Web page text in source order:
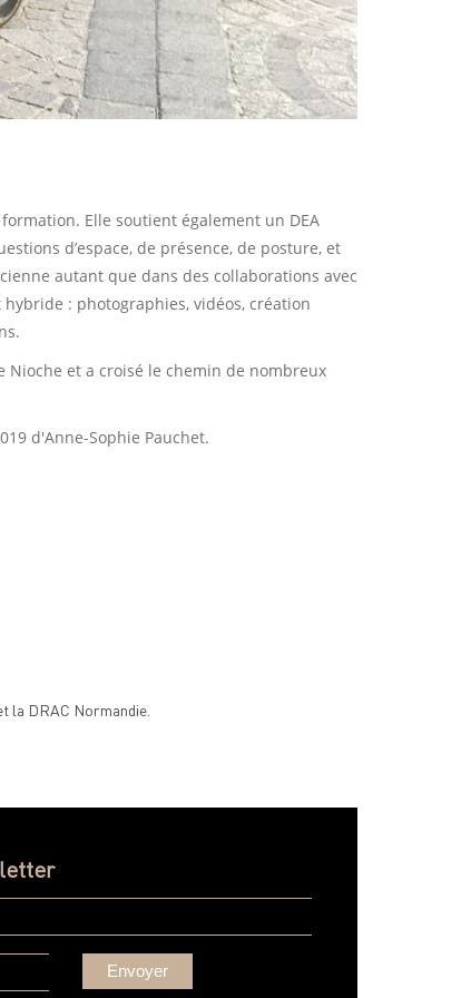
Elle soutient également un DEA
d’espace, de présence, de posture, et
autant que dans des collaborations avec
: photographies, vidéos, création
Nioche et a croisé le chemin de nombreux
d'Anne-Sophie Pauchet.
la DRAC Normandie.